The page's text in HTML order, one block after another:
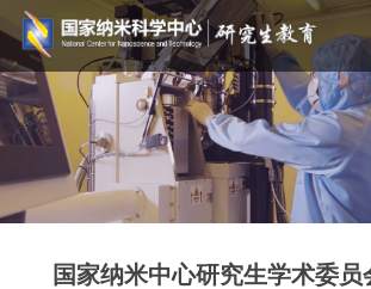
国家纳米中心研究生学术委员